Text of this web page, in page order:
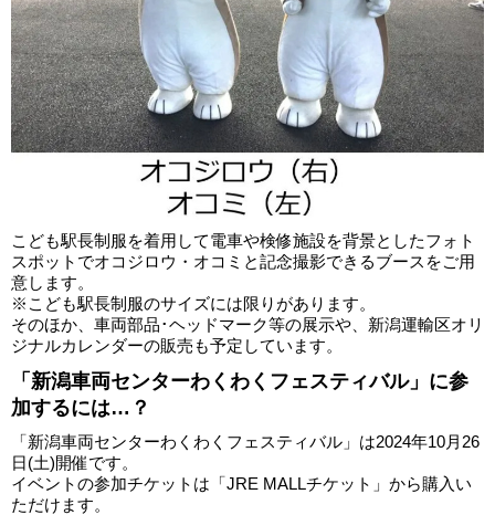
こども駅長制服を着用して電車や検修施設を背景としたフォト
スポットでオコジロウ・オコミと記念撮影できるブースをご用
意します。
※こども駅長制服のサイズには限りがあります。
そのほか、車両部品･ヘッドマーク等の展示や、新潟運輸区オリ
ジナルカレンダーの販売も予定しています。
「新潟車両センターわくわくフェスティバル」に参
加するには…？
「新潟車両センターわくわくフェスティバル」は2024年10月26
日(土)開催です。
イベントの参加チケットは「JRE MALLチケット」から購入い
ただけます。